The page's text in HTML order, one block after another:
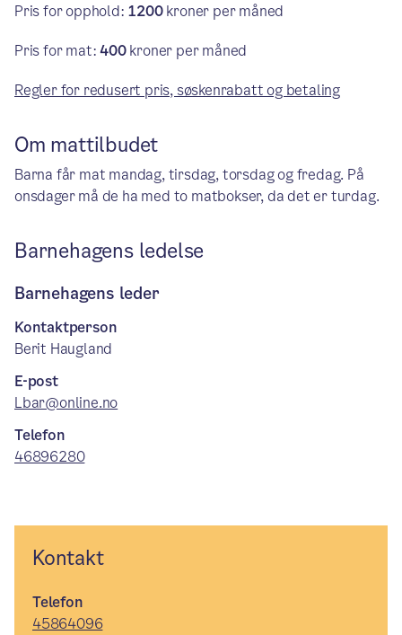
Pris for opphold: 1200kroner per måned
Pris for mat:400kroner per måned
Regler for redusert pris, søskenrabatt og betaling
Om mattilbudet
Barna får mat mandag, tirsdag, torsdag og fredag. På
onsdager må de ha med to matbokser, da det er turdag.
Barnehagens ledelse
Barnehagens leder
Kontaktperson
Berit Haugland
E-post
Lbar@online.no
Telefon
46896280
Kontakt
Telefon
45864096